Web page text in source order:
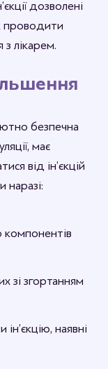
дозволені
проводити
лікарем.
безпечна
має
від ін’єкцій
наразі:
компонентів
зі згортанням
наявні